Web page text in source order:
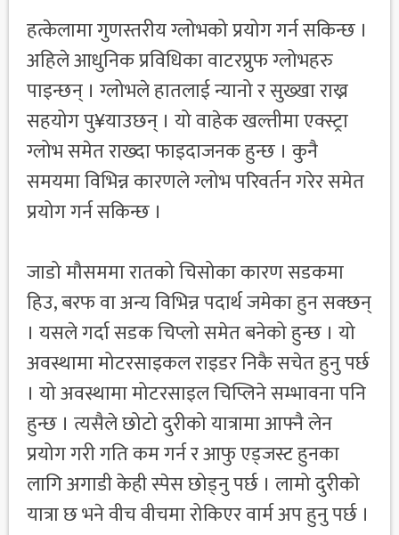
हत्केलामा गुणस्तरीय ग्लोभको प्रयोग गर्न सकिन्छ ।
अहिले आधुनिक प्रविधिका वाटरप्रुफ ग्लोभहरु
पाइन्छन् । ग्लोभले हातलाई न्यानो र सुख्खा राख्न
सहयोग पु¥याउछन् । यो वाहेक खल्तीमा एक्स्ट्रा
ग्लोभ समेत राख्दा फाइदाजनक हुन्छ । कुनै
समयमा विभिन्न कारणले ग्लोभ परिवर्तन गरेर समेत
प्रयोग गर्न सकिन्छ ।
जाडो मौसममा रातको चिसोका कारण सडकमा
हिउ, बरफ वा अन्य विभिन्न पदार्थ जमेका हुन सक्छन्
। यसले गर्दा सडक चिप्लो समेत बनेको हुन्छ । यो
अवस्थामा मोटरसाइकल राइडर निकै सचेत हुनु पर्छ
। यो अवस्थामा मोटरसाइल चिप्लिने सम्भावना पनि
हुन्छ । त्यसैले छोटो दुरीको यात्रामा आफ्नै लेन
प्रयोग गरी गति कम गर्न र आफु एड्जस्ट हुनका
लागि अगाडी केही स्पेस छोड्नु पर्छ । लामो दुरीको
यात्रा छ भने वीच वीचमा रोकिएर वार्म अप हुनु पर्छ ।